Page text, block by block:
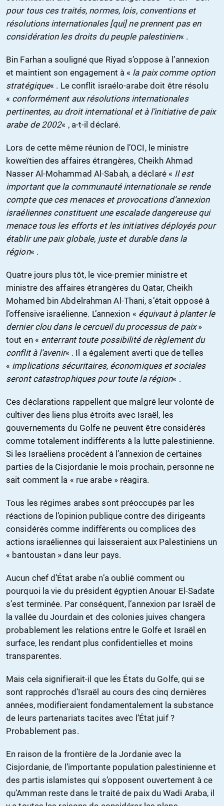
pour tous ces traités, normes, lois, conventions et
résolutions internationales [qui] ne prennent pas en
considération les droits du peuple palestinien« .
Bin Farhan a souligné que Riyad s’oppose à l’annexion
et maintient son engagement à « la paix comme option
stratégique« . Le conflit israélo-arabe doit être résolu
« conformément aux résolutions internationales
pertinentes, au droit international et à l’initiative de paix
arabe de 2002« , a-t-il déclaré.
Lors de cette même réunion de l’OCI, le ministre
koweïtien des affaires étrangères, Cheikh Ahmad
Nasser Al-Mohammad Al-Sabah, a déclaré « Il est
important que la communauté internationale se rende
compte que ces menaces et provocations d’annexion
israéliennes constituent une escalade dangereuse qui
menace tous les efforts et les initiatives déployés pour
établir une paix globale, juste et durable dans la
région« .
Quatre jours plus tôt, le vice-premier ministre et
ministre des affaires étrangères du Qatar, Cheikh
Mohamed bin Abdelrahman Al-Thani, s’était opposé à
l’offensive israélienne. L’annexion « équivaut à planter le
dernier clou dans le cercueil du processus de paix»
tout en « enterrant toute possibilité de règlement du
conflit à l’avenir« . Il a également averti que de telles
« implications sécuritaires, économiques et sociales
seront catastrophiques pour toute la région« .
Ces déclarations rappellent que malgré leur volonté de
cultiver des liens plus étroits avec Israël, les
gouvernements du Golfe ne peuvent être considérés
comme totalement indifférents à la lutte palestinienne.
Si les Israéliens procèdent à l’annexion de certaines
parties de la Cisjordanie le mois prochain, personne ne
sait comment la « rue arabe » réagira.
Tous les régimes arabes sont préoccupés par les
réactions de l’opinion publique contre des dirigeants
considérés comme indifférents ou complices des
actions israéliennes qui laisseraient aux Palestiniens un
« bantoustan » dans leur pays.
Aucun chef d’État arabe n’a oublié comment ou
pourquoi la vie du président égyptien Anouar El-Sadate
s’est terminée. Par conséquent, l’annexion par Israël de
la vallée du Jourdain et des colonies juives changera
probablement les relations entre le Golfe et Israël en
surface, les rendant plus confidentielles et moins
transparentes.
Mais cela signifierait-il que les États du Golfe, qui se
sont rapprochés d’Israël au cours des cinq dernières
années, modifieraient fondamentalement la substance
de leurs partenariats tacites avec l’État juif ?
Probablement pas.
En raison de la frontière de la Jordanie avec la
Cisjordanie, de l’importante population palestinienne et
des partis islamistes qui s’opposent ouvertement à ce
qu’Amman reste dans le traité de paix du Wadi Araba, il